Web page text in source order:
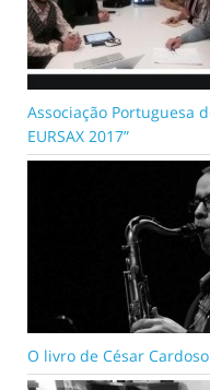
Associação Portuguesa
EURSAX 2017”
O livro de César